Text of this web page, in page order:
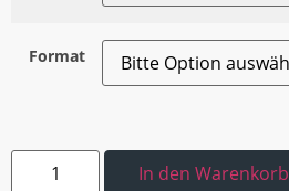
Format
In den Warenkorb